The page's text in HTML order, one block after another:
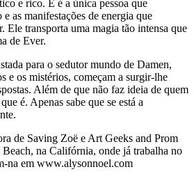
e rico. E é a única pessoa que
as manifestações de energia que
Ele transporta uma magia tão intensa que
de Ever.
para o sedutor mundo de Damen,
e os mistérios, começam a surgir-lhe
Além de que não faz ideia de quem
é. Apenas sabe que se está a
de Saving Zoë e Art Geeks and Prom
na Califórnia, onde já trabalha no
na em www.alysonnoel.com